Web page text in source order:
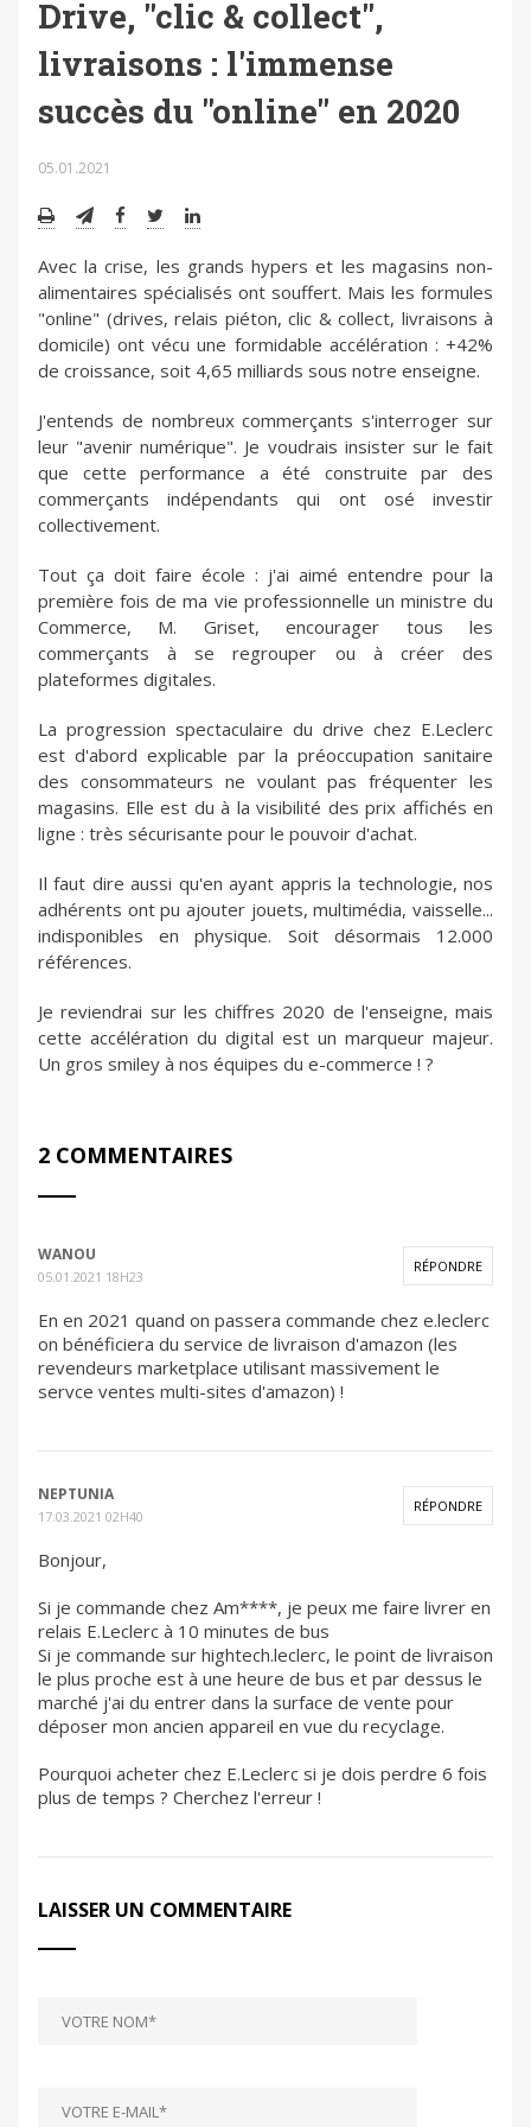
Drive, "clic & collect",
livraisons : l'immense
succès du "online" en 2020
05.01.2021
Avec la crise, les grands hypers et les magasins non-
alimentaires spécialisés ont souffert. Mais les formules
"online" (drives, relais piéton, clic & collect, livraisons à
domicile) ont vécu une formidable accélération : +42%
de croissance, soit 4,65 milliards sous notre enseigne.
J'entends de nombreux commerçants s'interroger sur
leur "avenir numérique". Je voudrais insister sur le fait
que cette performance a été construite par des
commerçants indépendants qui ont osé investir
collectivement.
Tout ça doit faire école : j'ai aimé entendre pour la
première fois de ma vie professionnelle un ministre du
Commerce, M. Griset, encourager tous les
commerçants à se regrouper ou à créer des
plateformes digitales.
La progression spectaculaire du drive chez E.Leclerc
est d'abord explicable par la préoccupation sanitaire
des consommateurs ne voulant pas fréquenter les
magasins. Elle est du à la visibilité des prix affichés en
ligne : très sécurisante pour le pouvoir d'achat.
Il faut dire aussi qu'en ayant appris la technologie, nos
adhérents ont pu ajouter jouets, multimédia, vaisselle...
indisponibles en physique. Soit désormais 12.000
références.
Je reviendrai sur les chiffres 2020 de l'enseigne, mais
cette accélération du digital est un marqueur majeur.
Un gros smiley à nos équipes du e-commerce ! ?
2 COMMENTAIRES
WANOU
05.01.2021 18H23
RÉPONDRE
En en 2021 quand on passera commande chez e.leclerc
on bénéficiera du service de livraison d'amazon (les
revendeurs marketplace utilisant massivement le
servce ventes multi-sites d'amazon) !
NEPTUNIA
17.03.2021 02H40
RÉPONDRE
Bonjour,
Si je commande chez Am****, je peux me faire livrer en
relais E.Leclerc à 10 minutes de bus
Si je commande sur hightech.leclerc, le point de livraison
le plus proche est à une heure de bus et par dessus le
marché j'ai du entrer dans la surface de vente pour
déposer mon ancien appareil en vue du recyclage.
Pourquoi acheter chez E.Leclerc si je dois perdre 6 fois
plus de temps ? Cherchez l'erreur !
LAISSER UN COMMENTAIRE